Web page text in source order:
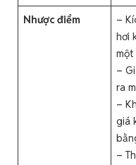
Nhược điểm
–
hơi
–
ra
–
giá
–